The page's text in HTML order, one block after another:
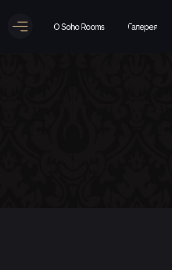
Галерея
О Soho Rooms